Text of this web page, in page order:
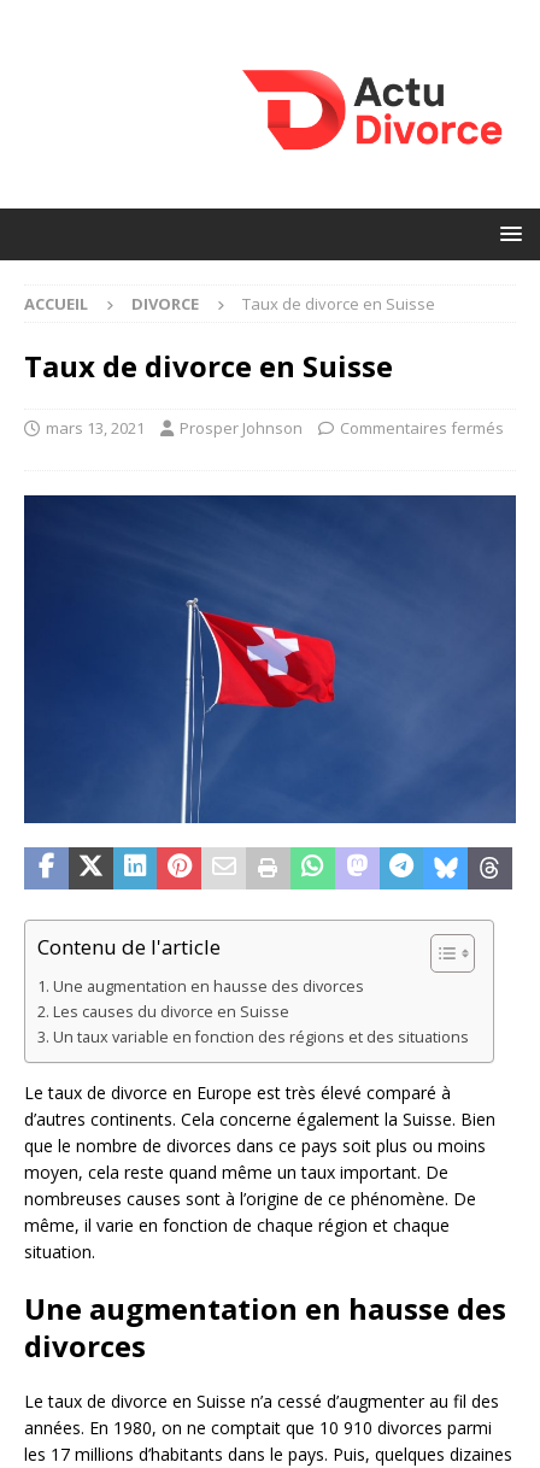
ACCUEIL DIVORCE Taux de divorce en Suisse
Taux de divorce en Suisse
mars 13, 2021 Prosper Johnson Commentaires fermés
Contenu de l'article
Une augmentation en hausse des divorces
Les causes du divorce en Suisse
Un taux variable en fonction des régions et des situations
Le taux de divorce en Europe est très élevé comparé à
d’autres continents. Cela concerne également la Suisse. Bien
que le nombre de divorces dans ce pays soit plus ou moins
moyen, cela reste quand même un taux important. De
nombreuses causes sont à l’origine de ce phénomène. De
même, il varie en fonction de chaque région et chaque
situation.
Une augmentation en hausse des
divorces
Le taux de divorce en Suisse n’a cessé d’augmenter au fil des
années. En 1980, on ne comptait que 10 910 divorces parmi
les 17 millions d’habitants dans le pays. Puis, quelques dizaines